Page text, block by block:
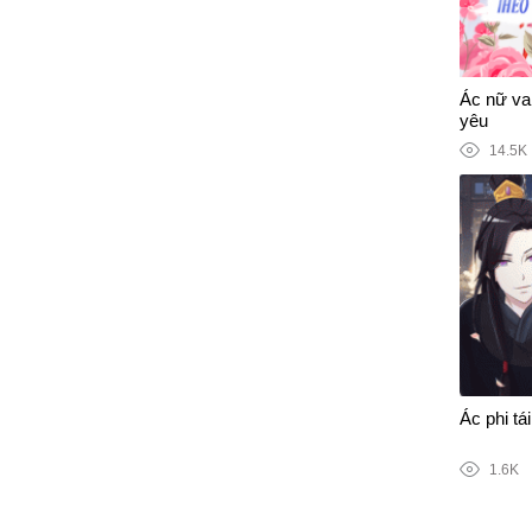
Ác nữ
yêu
14.5K
Ác phi
1.6K